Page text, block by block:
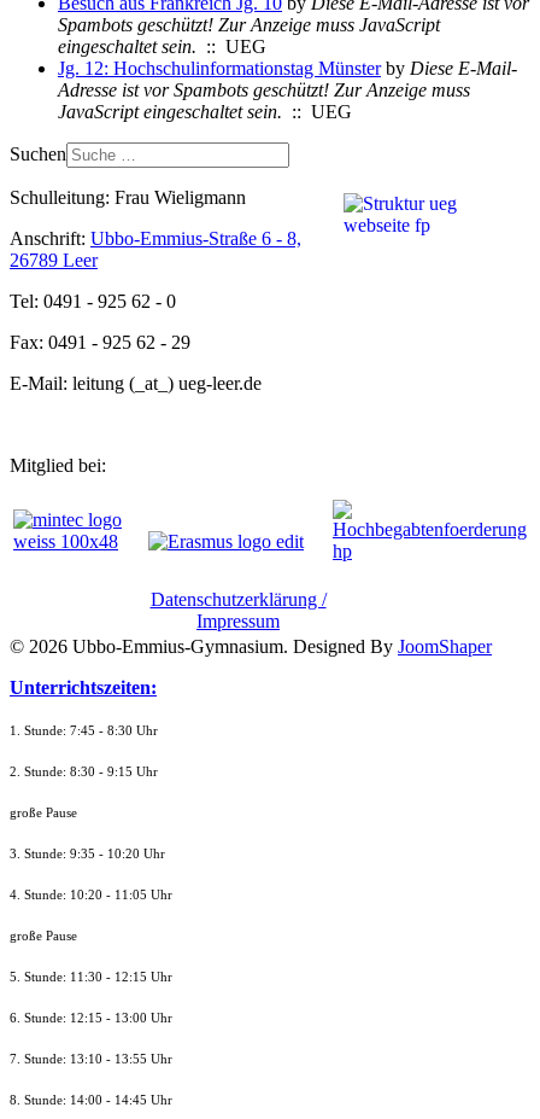
Spambots geschützt! Zur Anzeige muss JavaScript
eingeschaltet sein. :: UEG
Jg. 12: Hochschulinformationstag Münsterby Diese E-Mail-
Adresse ist vor Spambots geschützt! Zur Anzeige muss
JavaScript eingeschaltet sein. :: UEG
Suchen
Schulleitung: Frau Wieligmann
Anschrift: Ubbo-Emmius-Straße 6 - 8,
26789 Leer
Tel: 0491 - 925 62 - 0
Fax: 0491 - 925 62 - 29
E-Mail: leitung (_at_) ueg-leer.de
Mitglied bei:
Datenschutzerklärung /
Impressum
© 2026 Ubbo-Emmius-Gymnasium. Designed By JoomShaper
Unterrichtszeiten:
1. Stunde: 7:45 - 8:30 Uhr
2. Stunde: 8:30 - 9:15 Uhr
große Pause
3. Stunde: 9:35 - 10:20 Uhr
4. Stunde: 10:20 - 11:05 Uhr
große Pause
5. Stunde: 11:30 - 12:15 Uhr
6. Stunde: 12:15 - 13:00 Uhr
7. Stunde: 13:10 - 13:55 Uhr
8. Stunde: 14:00 - 14:45 Uhr